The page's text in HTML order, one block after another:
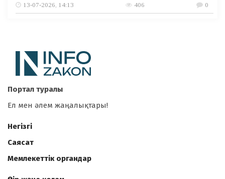
13-07-2026, 14:13
406 0
Портал туралы
Ел мен әлем жаңалықтары!
Негізгі
Саясат
Мемлекеттік органдар